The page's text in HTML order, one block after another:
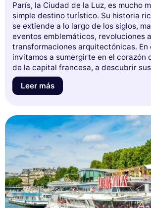
París, la Ciudad de la Luz, es mucho
simple destino turístico. Su historia
se extiende a lo largo de los siglos,
eventos emblemáticos, revoluciones
transformaciones arquitectónicas.
invitamos a sumergirte en el corazón
de la capital francesa, a descubrir
emblemáticos, sus barrios cargados
personajes que han dado forma a su
emblemática, déjate guiar a través
tiempo y explora todo lo que París
¿Listo para embarcarte en un viaje
Leer más